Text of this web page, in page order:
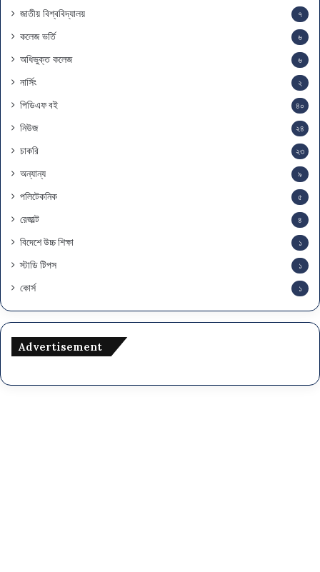
জাতীয় বিশ্ববিদ্যালয় ৭
কলেজ ভর্তি ৬
অধিভুক্ত কলেজ ৬
নার্সিং ২
পিডিএফ বই ৪০
নিউজ ২৪
চাকরি ২৩
অন্যান্য ৯
পলিটেকনিক ৫
রেজাল্ট ৪
বিদেশে উচ্চ শিক্ষা ১
স্টাডি টিপস ১
কোর্স ১
Advertisement